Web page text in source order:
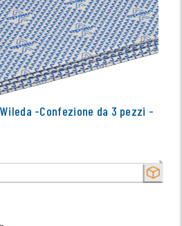
SECCO
-Confezione da 3 pezzi -